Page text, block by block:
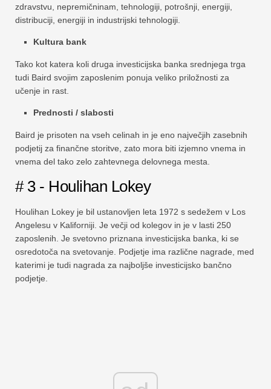
zdravstvu, nepremičninam, tehnologiji, potrošnji, energiji,
distribuciji, energiji in industrijski tehnologiji.
Kultura bank
Tako kot katera koli druga investicijska banka srednjega trga
tudi Baird svojim zaposlenim ponuja veliko priložnosti za
učenje in rast.
Prednosti / slabosti
Baird je prisoten na vseh celinah in je eno največjih zasebnih
podjetij za finančne storitve, zato mora biti izjemno vnema in
vnema del tako zelo zahtevnega delovnega mesta.
# 3 - Houlihan Lokey
Houlihan Lokey je bil ustanovljen leta 1972 s sedežem v Los
Angelesu v Kaliforniji. Je večji od kolegov in je v lasti 250
zaposlenih. Je svetovno priznana investicijska banka, ki se
osredotoča na svetovanje. Podjetje ima različne nagrade, med
katerimi je tudi nagrada za najboljše investicijsko bančno
podjetje.